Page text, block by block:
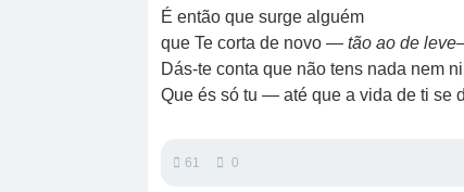
É então que surge alguém
que Te corta de novo —tão ao de leve
Dás-te conta que não tens nada nem
Que és só tu — até que a vida de ti se
61 0